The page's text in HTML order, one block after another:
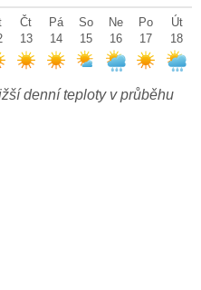
Čt
13
Pá
14
So
15
Ne
16
Po
17
Út
18
denní teploty v průběhu